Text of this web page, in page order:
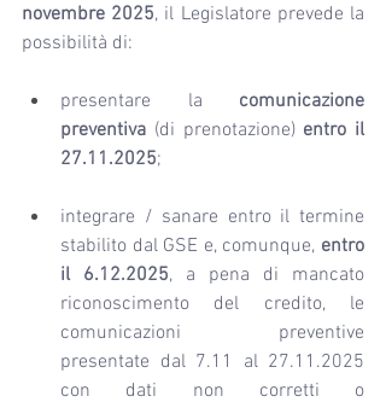
novembre 2025, il Legislatore prevede la
possibilità di:
presentare la comunicazione
preventiva (di prenotazione) entro il
27.11.2025;
integrare / sanare entro il termine
stabilito dal GSE e, comunque, entro
il 6.12.2025, a pena di mancato
riconoscimento del credito, le
comunicazioni preventive
presentate dal 7.11 al 27.11.2025
con dati non corretti o